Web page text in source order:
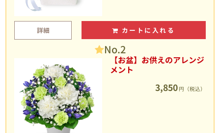
詳細 カートに入れる
No.2
【お盆】お供えのアレンジ
メント
3,850 円（税込）